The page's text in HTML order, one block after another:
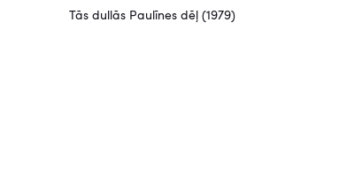
Tās dullās Paulīnes dēļ (1979)